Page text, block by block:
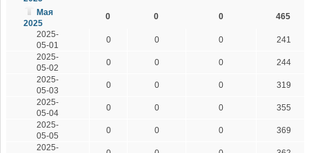
Мая
2025
0 0 0
465
2025-
05-01
0 0 0
241
2025-
05-02
0 0 0
244
2025-
05-03
0 0 0
319
2025-
05-04
0 0 0
355
2025-
05-05
0 0 0
369
2025-